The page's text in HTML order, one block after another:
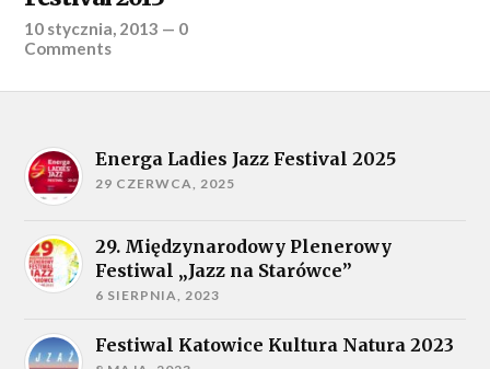
10 stycznia, 2013 — 0
Comments
Energa Ladies Jazz Festival 2025
29 CZERWCA, 2025
29. Międzynarodowy Plenerowy
Festiwal „Jazz na Starówce”
6 SIERPNIA, 2023
Festiwal Katowice Kultura Natura 2023